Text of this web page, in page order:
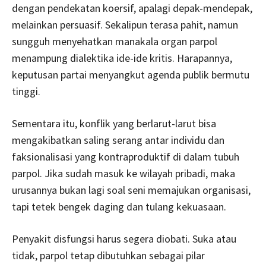
dengan pendekatan koersif, apalagi depak-mendepak,
melainkan persuasif. Sekalipun terasa pahit, namun
sungguh menyehatkan manakala organ parpol
menampung dialektika ide-ide kritis. Harapannya,
keputusan partai menyangkut agenda publik bermutu
tinggi.
Sementara itu, konflik yang berlarut-larut bisa
mengakibatkan saling serang antar individu dan
faksionalisasi yang kontraproduktif di dalam tubuh
parpol. Jika sudah masuk ke wilayah pribadi, maka
urusannya bukan lagi soal seni memajukan organisasi,
tapi tetek bengek daging dan tulang kekuasaan.
Penyakit disfungsi harus segera diobati. Suka atau
tidak, parpol tetap dibutuhkan sebagai pilar